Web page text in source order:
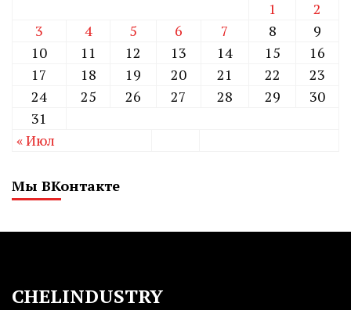
1
2
3
4 5 6 7 8
9
10
11 12 13 14 15
16
17
18 19 20 21 22
23
24
25 26 27 28 29
30
31
« Июл
Мы ВКонтакте
CHELINDUSTRY